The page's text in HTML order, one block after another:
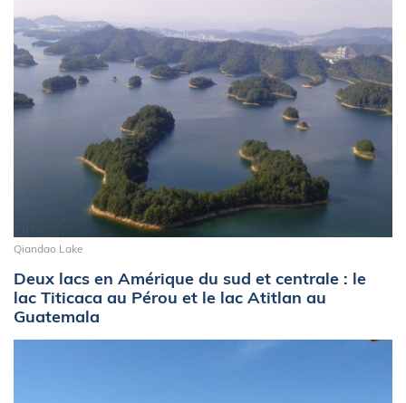
Qiandao Lake
Deux lacs en Amérique du sud et centrale : le
lac Titicaca au Pérou et le lac Atitlan au
Guatemala